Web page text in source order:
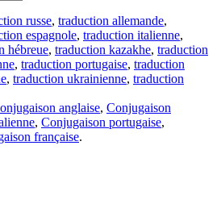
russe, traduction allemande,
espagnole, traduction italienne,
hébreue, traduction kazakhe, traduction
, traduction portugaise, traduction
, traduction ukrainienne, traduction
anglaise, Conjugaison
, Conjugaison portugaise,
française.